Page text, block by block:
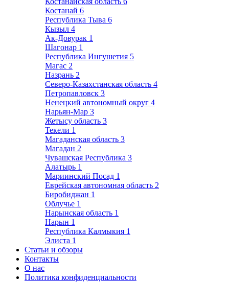
Костанай 6
Республика Тыва 6
Кызыл 4
Ак-Довурак 1
Шагонар 1
Республика Ингушетия 5
Магас 2
Назрань 2
Северо-Казахстанская область 4
Петропавловск 3
Ненецкий автономный округ 4
Нарьян-Мар 3
Жетысу область 3
Текели 1
Магаданская область 3
Магадан 2
Чувашская Республика 3
Алатырь 1
Мариинский Посад 1
Еврейская автономная область 2
Биробиджан 1
Облучье 1
Нарынская область 1
Нарын 1
Республика Калмыкия 1
Элиста 1
Статьи и обзоры
Контакты
О нас
Политика конфиденциальности